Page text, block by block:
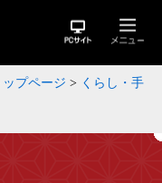
プページ > くらし・手